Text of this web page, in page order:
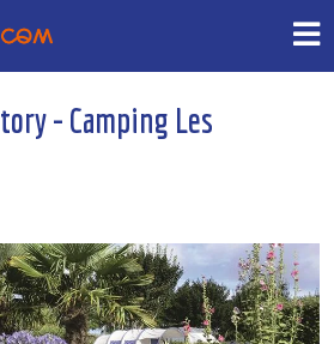
- Camping Les